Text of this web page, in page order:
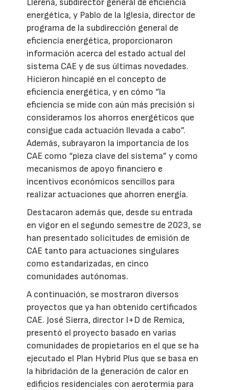
Llerena, subdirector general de eficiencia
energética, y Pablo de la Iglesia, director de
programa de la subdirección general de
eficiencia energética, proporcionaron
información acerca del estado actual del
sistema CAE y de sus últimas novedades.
Hicieron hincapié en el concepto de
eficiencia energética, y en cómo “la
eficiencia se mide con aún más precisión si
consideramos los ahorros energéticos que
consigue cada actuación llevada a cabo”.
Además, subrayaron la importancia de los
CAE como “pieza clave del sistema” y como
mecanismos de apoyo financiero e
incentivos económicos sencillos para
realizar actuaciones que ahorren energía.
Destacaron además que, desde su entrada
en vigor en el segundo semestre de 2023, se
han presentado solicitudes de emisión de
CAE tanto para actuaciones singulares
como estandarizadas, en cinco
comunidades autónomas.
A continuación, se mostraron diversos
proyectos que ya han obtenido certificados
CAE. José Sierra, director I+D de Remica,
presentó el proyecto basado en varias
comunidades de propietarios en el que se ha
ejecutado el Plan Hybrid Plus que se basa en
la hibridación de la generación de calor en
edificios residenciales con aerotermia para